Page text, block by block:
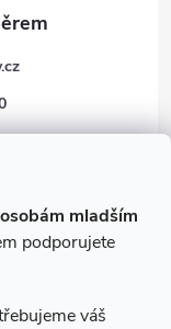
mladším
podporujete
váš